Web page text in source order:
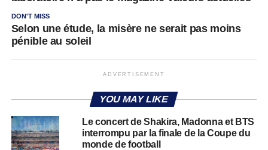
DON'T MISS
Selon une étude, la misère ne serait pas moins
pénible au soleil
ADVERTISEMENT
YOU MAY LIKE
Le concert de Shakira, Madonna et BTS
interrompu par la finale de la Coupe du
monde de football